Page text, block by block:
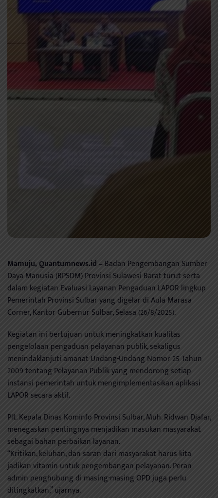
Mamuju, Quantumnews.id – Badan Pengembangan Sumber
Daya Manusia (BPSDM) Provinsi Sulawesi Barat turut serta
dalam kegiatan Evaluasi Layanan Pengaduan LAPOR lingkup
Pemerintah Provinsi Sulbar yang digelar di Aula Marasa
Corner, Kantor Gubernur Sulbar, Selasa (26/8/2025).
Kegiatan ini bertujuan untuk meningkatkan kualitas
pengelolaan pengaduan pelayanan publik, sekaligus
menindaklanjuti amanat Undang-Undang Nomor 25 Tahun
2009 tentang Pelayanan Publik yang mendorong setiap
instansi pemerintah untuk mengimplementasikan aplikasi
LAPOR secara aktif.
Plt. Kepala Dinas Kominfo Provinsi Sulbar, Muh. Ridwan Djafar,
menegaskan pentingnya menjadikan masukan masyarakat
sebagai bahan perbaikan layanan.
“Kritikan, keluhan, dan saran dari masyarakat harus kita
jadikan vitamin untuk pengembangan pelayanan. Peran
admin penghubung di masing-masing OPD juga perlu
ditingkatkan,” ujarnya.